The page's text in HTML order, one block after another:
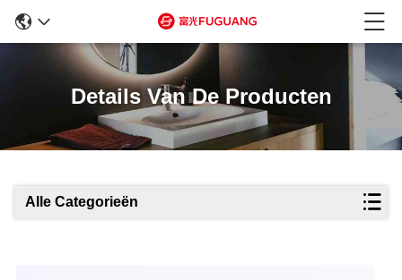
Details Van De Producten
Alle Categorieën